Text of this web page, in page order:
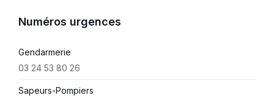
Numéros urgences
Gendarmerie
03 24 53 80 26
Sapeurs-Pompiers